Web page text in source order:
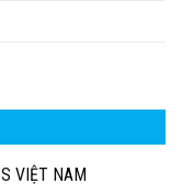
VIỆT NAM